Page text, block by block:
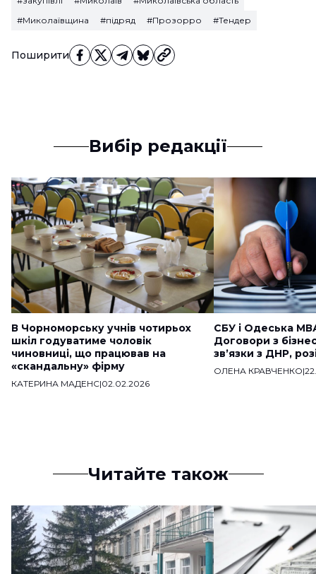
Поширити
#Миколаївщина
#підряд #Прозорро #Тендер
Вибір редакції
В Чорноморську учнів чотирьох
шкіл годуватиме чоловік
чиновниці, що працював на
«скандальну» фірму
КАТЕРИНА МАДЕНС|02.02.2026
СБУ і Одеська
Договори з
звʼязки з ДНР,
ОЛЕНА КРАВЧЕНКО|
Читайте також